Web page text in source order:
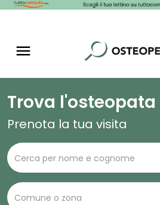
Trova l'osteopata
Prenota la tua visita